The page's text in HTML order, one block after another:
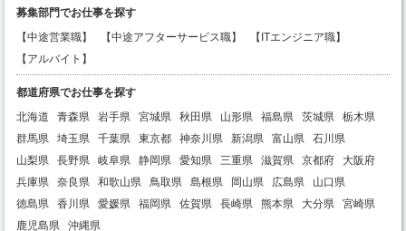
募集部門でお仕事を探す
【中途営業職】
【中途アフターサービス職】
【ITエンジニア職】
【アルバイト】
都道府県でお仕事を探す
北海道
青森県 岩手県 宮城県 秋田県 山形県 福島県 茨城県
栃木県
群馬県
埼玉県 千葉県 東京都 神奈川県 新潟県 富山県
石川県
山梨県
長野県 岐阜県 静岡県 愛知県 三重県 滋賀県 京都府
大阪府
兵庫県
奈良県 和歌山県 鳥取県 島根県 岡山県 広島県
山口県
徳島県
香川県 愛媛県 福岡県 佐賀県 長崎県 熊本県 大分県
宮崎県
鹿児島県
沖縄県